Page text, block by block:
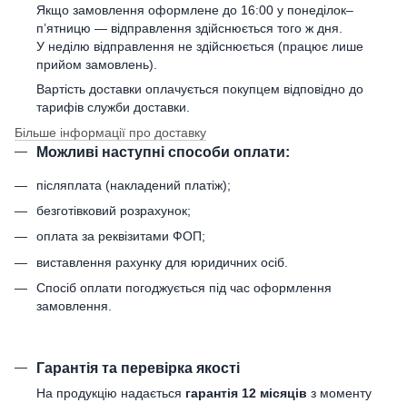
Якщо замовлення оформлене до 16:00 у понеділок–
п’ятницю — відправлення здійснюється того ж дня.
У неділю відправлення не здійснюється (працює лише
прийом замовлень).
Вартість доставки оплачується покупцем відповідно до
тарифів служби доставки.
Більше інформації про доставку
Можливі наступні способи оплати:
післяплата (накладений платіж);
безготівковий розрахунок;
оплата за реквізитами ФОП;
виставлення рахунку для юридичних осіб.
Спосіб оплати погоджується під час оформлення
замовлення.
Гарантія та перевірка якості
На продукцію надається гарантія 12 місяців з моменту